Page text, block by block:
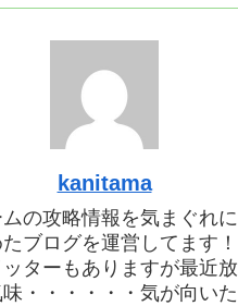
kanitama
の攻略情報を気まぐれに
ブログを運営してます！
ターもありますが最近放
・・・・・・気が向いた